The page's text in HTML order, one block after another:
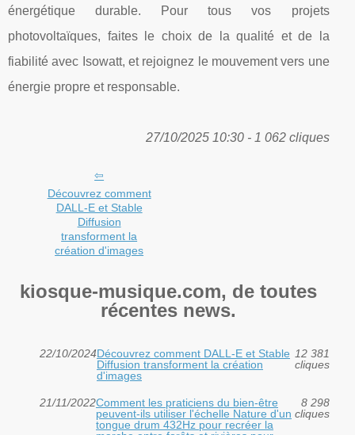
énergétique durable. Pour tous vos projets
photovoltaïques, faites le choix de la qualité et de la
fiabilité avec Isowatt, et rejoignez le mouvement vers une
énergie propre et responsable.
27/10/2025 10:30 - 1 062 cliques
Découvrez comment
DALL-E et Stable
Diffusion
transforment la
création d'images
kiosque-musique.com, de toutes
récentes news.
22/10/2024Découvrez comment DALL-E et Stable
Diffusion transforment la création
d'images
12 381
cliques
21/11/2022Comment les praticiens du bien-être
peuvent-ils utiliser l'échelle Nature d'un
tongue drum 432Hz pour recréer la
8 298
cliques